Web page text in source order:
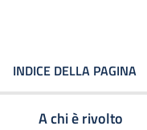
INDICE DELLA PAGINA
A chi è rivolto